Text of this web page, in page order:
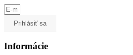
Prihlásiť sa
Informácie